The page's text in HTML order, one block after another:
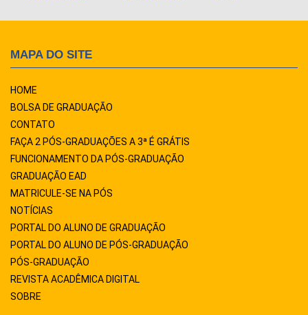
MAPA DO SITE
HOME
BOLSA DE GRADUAÇÃO
CONTATO
FAÇA 2 PÓS-GRADUAÇÕES A 3ª É GRÁTIS
FUNCIONAMENTO DA PÓS-GRADUAÇÃO
GRADUAÇÃO EAD
MATRICULE-SE NA PÓS
NOTÍCIAS
PORTAL DO ALUNO DE GRADUAÇÃO
PORTAL DO ALUNO DE PÓS-GRADUAÇÃO
PÓS-GRADUAÇÃO
REVISTA ACADÊMICA DIGITAL
SOBRE